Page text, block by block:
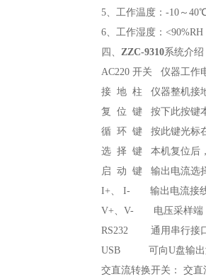
5、工作温度：-10～
6、工作湿度：
四、 ZZC-9310系统介
AC220 开关 仪器工作
接 地 柱 仪器整机接
复 位 键 按下此按键
循 环 键 按此键光标
选 择 键 本机复位后
启 动 键 输出电流选
I+、 I- 输出电流接线
V+、V- 电压采样端
RS232 通用串行接口
USB 可向U盘输出
交直流转换开关： 交